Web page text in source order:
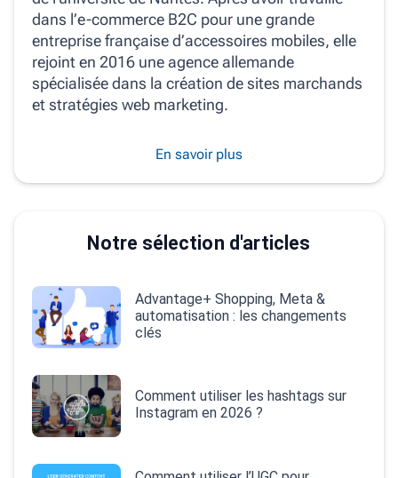
dans l’e-commerce B2C pour une grande
entreprise française d’accessoires mobiles, elle
rejoint en 2016 une agence allemande
spécialisée dans la création de sites marchands
et stratégies web marketing.
En savoir plus
Notre sélection d'articles
Advantage+ Shopping, Meta &
automatisation : les changements
clés
Comment utiliser les hashtags sur
Instagram en 2026 ?